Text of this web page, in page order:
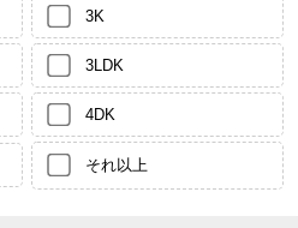
3K
3LDK
4DK
それ以上